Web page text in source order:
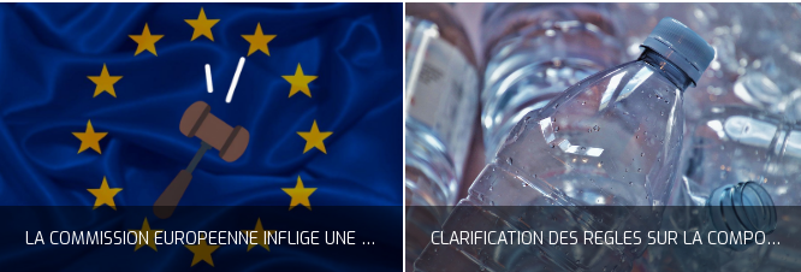
LA COMMISSION EUROPÉENNE INFLIGE UNE AMENDE RECORD À GOOGLE CLARIFICATION DES RÈGLES SUR LA COMPOSITION DES BOUTEILLES PLASTIQUES